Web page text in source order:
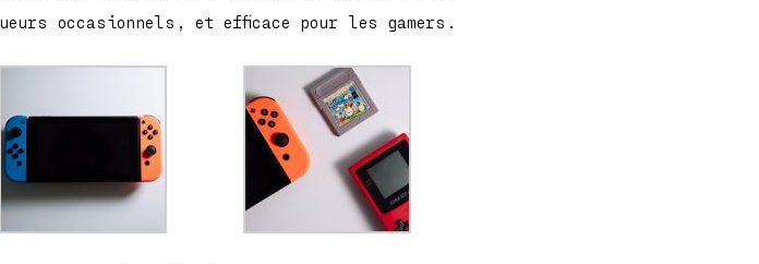
occasionnels, et efficace pour les gamers.